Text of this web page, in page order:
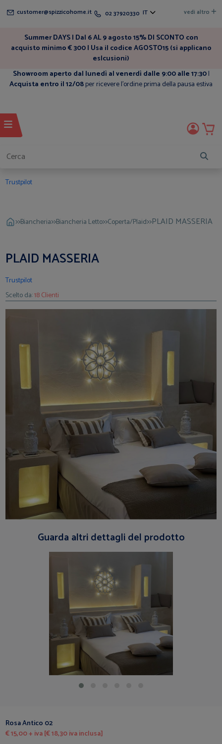
customer@spizzicohome.it 02 37920330 IT vedi altro
Summer DAYS | Dal 6 AL 9 agosto 15% DI SCONTO con
acquisto minimo € 300 | Usa il codice AGOSTO15 (si applicano
eslcusioni)
Showroom aperto dal lunedì al venerdì dalle 9:00 alle 17:30|
Acquista entro il 12/08per ricevere l'ordine prima della pausa estiva
Trustpilot
>>Biancheria>>Biancheria Letto>>Coperta/Plaid>>PLAID MASSERIA
PLAID MASSERIA
Trustpilot
Scelto da:18 Clienti
Guarda altri dettagli del prodotto
Rosa Antico 02
€ 15,00 + iva [€ 18,30 iva inclusa]